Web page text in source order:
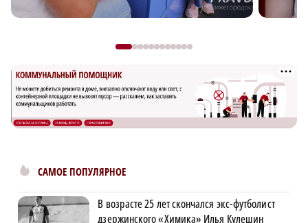
САМОЕ ПОПУЛЯРНОЕ
В возрасте 25 лет скончался экс-футболист
дзержинского «Химика» Илья Кулешин